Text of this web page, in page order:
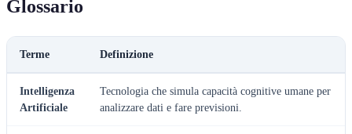
Glossario
Terme Definizione
Intelligenza
Artificiale
Tecnologia che simula capacità cognitive umane per
analizzare dati e fare previsioni.